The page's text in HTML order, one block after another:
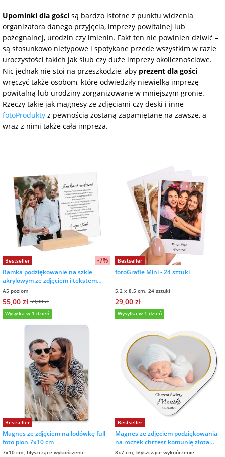
FotoKalendarze
drewniane
FotoKalendarze
magnetyczne
FotoKalendarze
adwentowe
Zawieszki do
samochodu ze
zdjęciem
Personalizowane
gry ze zdjęciem
Plakaty ze zdjęć
Koszulki
personalizowane
Fartuchy
personalizowane
Torby
personalizowane
Poduszki ze
zdjęciem
Fotografie
Naklejki i
naprasowanki
imienne
Bombki ze
zdjęciem
walentynki
Naklejki
Listwy do plakatów
Opakowania
prezentowe
Koperty
Inne
na Dzień
Dziecka
na Dzień Ojca
na urodziny
na 30 urodziny
na 40 urodziny
na 50 urodziny
na wesele
na rocznicę
ślubu
na rozpoczęcie
szkoły
na zakończenie
szkoły
na pamiątkę z
wakacji
dla 40-latka
dla mamy
dla taty
dla babci
dla dziecka
dla ucznia
dla nauczyciela
dla miłośników
kotów
dla miłośników
psów
dla brata
dla siostry
dla chłopaka
dla dziewczyny
Upominki dla gości są bardzo istotne z punktu widzenia
organizatora danego przyjęcia, imprezy powitalnej lub
pożegnalnej, urodzin czy imienin. Fakt ten nie powinien dziwić –
są stosunkowo nietypowe i spotykane przede wszystkim w razie
uroczystości takich jak ślub czy duże imprezy okolicznościowe.
Nic jednak nie stoi na przeszkodzie, aby prezent dla gości
wręczyć także osobom, które odwiedziły niewielką imprezę
powitalną lub urodziny zorganizowane w mniejszym gronie.
Rzeczy takie jak magnesy ze zdjęciami czy deski i inne
fotoProdukty z pewnością zostaną zapamiętane na zawsze, a
wraz z nimi także cała impreza.
Bestseller
-7%
Ramka podziękowanie na szkle
akrylowym ze zdjęciem i tekstem
15x21 cm
A5 poziom
55,00 zł 59,00 zł
Wysyłka w 1 dzień
Bestseller
fotoGrafie Mini - 24 sztuki
5,2 x 8,5 cm, 24 sztuki
29,00 zł
Wysyłka w 1 dzień
Bestseller
Magnes ze zdjęciem na lodówkę full
foto pion 7x10 cm
7x10 cm, błyszczące wykończenie
Bestseller
Magnes ze zdjęciem podziękowania
na roczek chrzest komunię złota
ramka
8x7 cm, błyszczące wykończenie